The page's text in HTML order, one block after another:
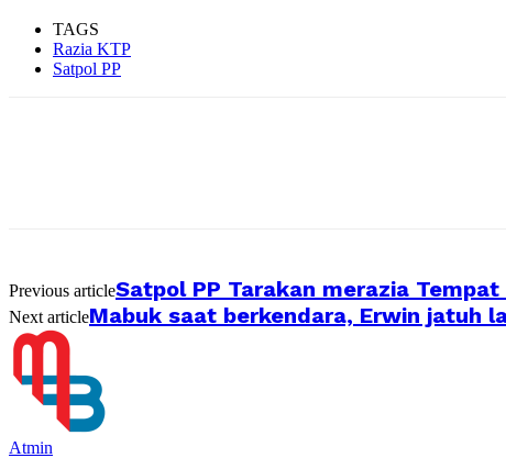
TAGS
Razia KTP
Satpol PP
Previous articleSatpol PP Tarakan merazia
Next articleMabuk saat berkendara, Erwin jatuh
Atmin